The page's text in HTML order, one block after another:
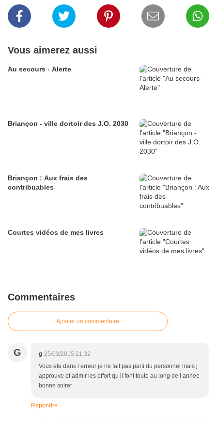
Vous aimerez aussi
Au secours - Alerte
Briançon - ville dortoir des J.O. 2030
Briançon : Aux frais des
contribuables
Courtes vidéos de mes livres
Commentaires
Ajouter un commentaire
G g 25/03/2015 21:32
Vous ete dans l erreur je ne fait pas parti du personnel mais j
approuve et admir les effort qu il font toute au long de l annee
bonne soirer
Répondre